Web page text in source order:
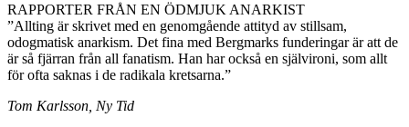
RAPPORTER FRÅN EN ÖDMJUK ANARKIST
”Allting är skrivet med en genomgående attityd av stillsam,
odogmatisk anarkism. Det fina med Bergmarks funderingar är att de
är så fjärran från all fanatism. Han har också en självironi, som allt
för ofta saknas i de radikala kretsarna.”
Tom Karlsson, Ny Tid